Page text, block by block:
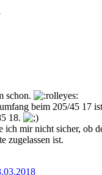
schon.
beim 205/45 17
18.
ich mir nicht sicher, ob
zugelassen ist.